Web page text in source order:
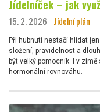
Jídelníček – jak
15. 2. 2026 Jídelní plán
Při hubnutí nestačí hlídat
složení, pravidelnost a
být velký pomocník. I v
hormonální rovnováhu.